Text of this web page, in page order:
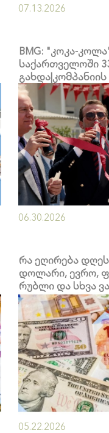
07.13.2026
BMG: "კოკა-
საქართველოში
რიცხვებში
06.30.2026
რა ეღირება დღეს
დოლარი, ევრო,
რუბლი და სხვა
05.22.2026